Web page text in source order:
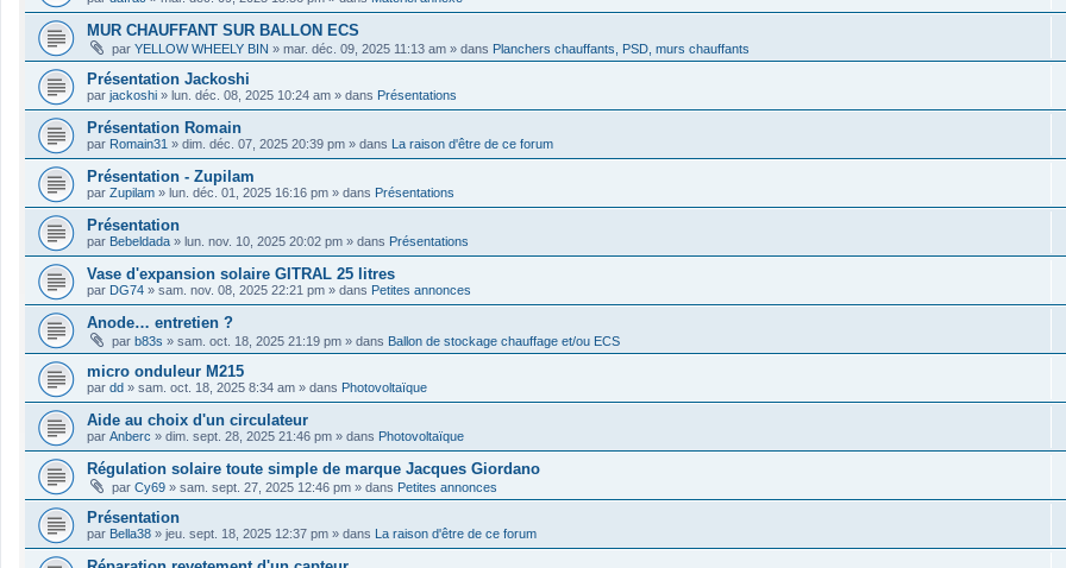
MUR CHAUFFANT SUR BALLON ECS
par YELLOW WHEELY BIN » mar. déc. 09, 2025 11:13 am » dans Planchers chauffants, PSD, murs chauffants
Présentation Jackoshi
par jackoshi » lun. déc. 08, 2025 10:24 am » dans Présentations
Présentation Romain
par Romain31 » dim. déc. 07, 2025 20:39 pm » dans La raison d'être de ce forum
Présentation - Zupilam
par Zupilam » lun. déc. 01, 2025 16:16 pm » dans Présentations
Présentation
par Bebeldada » lun. nov. 10, 2025 20:02 pm » dans Présentations
Vase d'expansion solaire GITRAL 25 litres
par DG74 » sam. nov. 08, 2025 22:21 pm » dans Petites annonces
Anode… entretien ?
par b83s » sam. oct. 18, 2025 21:19 pm » dans Ballon de stockage chauffage et/ou ECS
micro onduleur M215
par dd » sam. oct. 18, 2025 8:34 am » dans Photovoltaïque
Aide au choix d'un circulateur
par Anberc » dim. sept. 28, 2025 21:46 pm » dans Photovoltaïque
Régulation solaire toute simple de marque Jacques Giordano
par Cy69 » sam. sept. 27, 2025 12:46 pm » dans Petites annonces
Présentation
par Bella38 » jeu. sept. 18, 2025 12:37 pm » dans La raison d'être de ce forum